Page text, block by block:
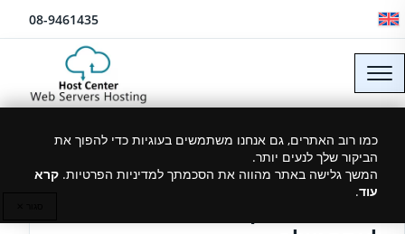
דלג לתוכן 08-9461435
כמו רוב האתרים, גם אנחנו משתמשים בעוגיות כדי להפוך את
הביקור שלך לנעים יותר.
המשך גלישה באתר מהווה את הסכמתך למדיניות הפרטיות. קרא
עוד.
27/02/2025